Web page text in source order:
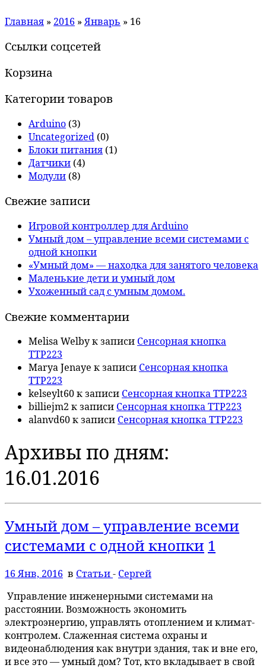
Главная » 2016 » Январь » 16
Ссылки соцсетей
Корзина
Категории товаров
Arduino (3)
Uncategorized (0)
Блоки питания (1)
Датчики (4)
Модули (8)
Свежие записи
Игровой контроллер для Arduino
Умный дом – управление всеми системами с
одной кнопки
«Умный дом» — находка для занятого человека
Маленькие дети и умный дом
Ухоженный сад с умным домом.
Свежие комментарии
Melisa Welbyк записи Сенсорная кнопка
TTP223
Marya Jenaye к записи Сенсорная кнопка
TTP223
kelseylt60к записи Сенсорная кнопка TTP223
billiejm2 к записи Сенсорная кнопка TTP223
alanvd60к записи Сенсорная кнопка TTP223
Архивы по дням:
16.01.2016
Умный дом – управление всеми
системами с одной кнопки 1
16 Янв, 2016 в Статьи- Сергей
Управление инженерными системами на
расстоянии. Возможность экономить
электроэнергию, управлять отоплением и климат-
контролем. Слаженная система охраны и
видеонаблюдения как внутри здания, так и вне его,
и все это — умный дом? Тот, кто вкладывает в свой